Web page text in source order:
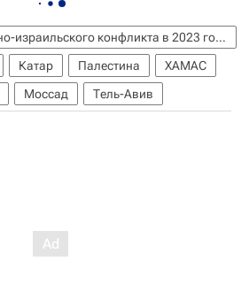
Обострение палестино-израильского конфликта в 2023 году
Катар Палестина
ХАМАС
Моссад Тель-Авив